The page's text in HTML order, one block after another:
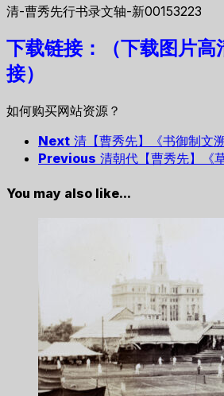
清-曹秀先行书录文轴-新00153223
下载链接：（下载图片高
接）
如何购买网站资源？
Next 清【曹秀先】《书御制文
Previous 清朝代【曹秀先】《
You may also like...